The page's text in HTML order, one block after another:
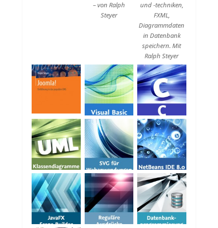
– von Ralph
Steyer
und -techniken,
FXML,
Diagrammdaten
in Datenbank
speichern. Mit
Ralph Steyer